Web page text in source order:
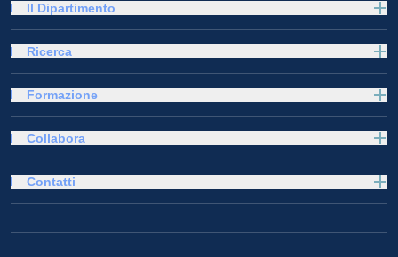
Il Dipartimento
Ricerca
Formazione
Collabora
Contatti